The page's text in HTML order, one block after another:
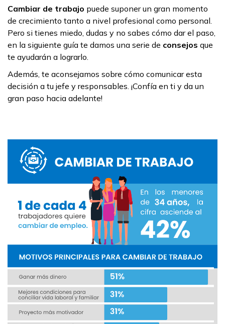
Cambiar de trabajo puede suponer un gran momento
de crecimiento tanto a nivel profesional como personal.
Pero si tienes miedo, dudas y no sabes cómo dar el paso,
en la siguiente guía te damos una serie de consejos que
te ayudarán a lograrlo.
Además, te aconsejamos sobre cómo comunicar esta
decisión a tu jefe y responsables. ¡Confía en ti y da un
gran paso hacia adelante!